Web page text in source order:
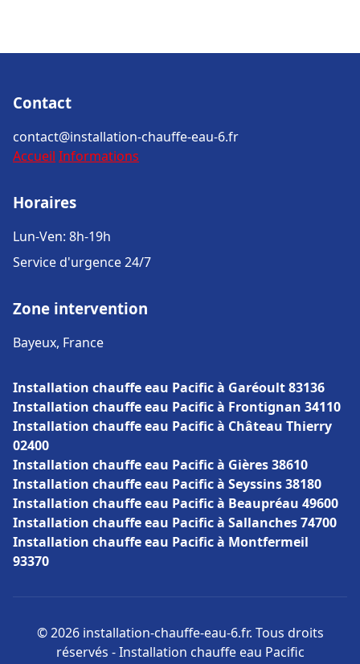
Contact
contact@installation-chauffe-eau-6.fr
Accueil Informations
Horaires
Lun-Ven: 8h-19h
Service d'urgence 24/7
Zone intervention
Bayeux, France
Installation chauffe eau Pacific à Garéoult 83136
Installation chauffe eau Pacific à Frontignan 34110
Installation chauffe eau Pacific à Château Thierry
02400
Installation chauffe eau Pacific à Gières 38610
Installation chauffe eau Pacific à Seyssins 38180
Installation chauffe eau Pacific à Beaupréau 49600
Installation chauffe eau Pacific à Sallanches 74700
Installation chauffe eau Pacific à Montfermeil
93370
© 2026 installation-chauffe-eau-6.fr. Tous droits
réservés - Installation chauffe eau Pacific